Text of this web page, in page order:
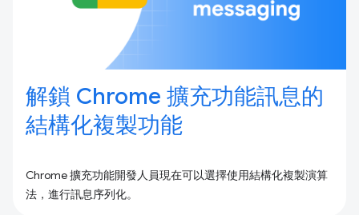
解鎖 Chrome 擴充功能訊息的
結構化複製功能
Chrome 擴充功能開發人員現在可以選擇使用結構化複製演算
法，進行訊息序列化。